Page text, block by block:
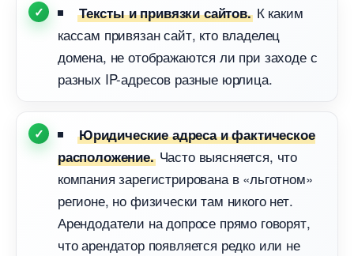
Тексты и привязки сайтов.К каким
кассам привязан сайт, кто владелец
домена, не отображаются ли при заходе с
разных IP-адресов разные юрлица.
Юридические адреса и фактическое
расположение.Часто выясняется, что
компания зарегистрирована в «льготном»
регионе, но физически там никого нет.
Арендодатели на допросе прямо говорят,
что арендатор появляется редко или не